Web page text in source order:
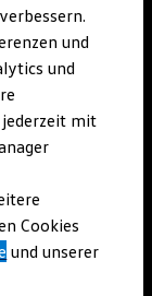
und
und
jederzeit mit
Cookies
und unserer